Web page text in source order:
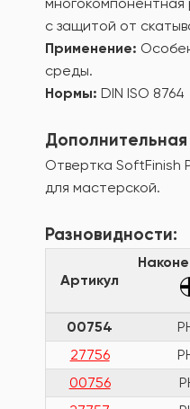
с защитой от
Применение:
среды.
Нормы: DIN ISO 8764
Отвертка SoftFinish
для мастерской.
Разновидности:
Артикул
00754
27756
00756